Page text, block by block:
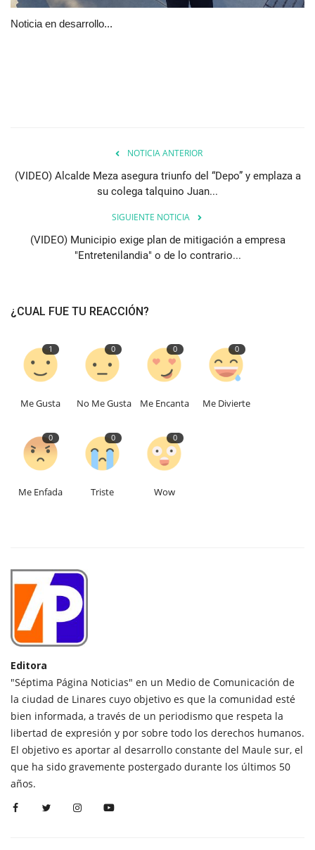
Noticia en desarrollo...
NOTICIA ANTERIOR
(VIDEO) Alcalde Meza asegura triunfo del “Depo” y emplaza a
su colega talquino Juan...
SIGUIENTE NOTICIA
(VIDEO) Municipio exige plan de mitigación a empresa
"Entretenilandia" o de lo contrario...
¿CUAL FUE TU REACCIÓN?
1
Me Gusta
0
No Me Gusta
0
Me Encanta
0
Me Divierte
0
Me Enfada
0
Triste
0
Wow
Editora
"Séptima Página Noticias" en un Medio de Comunicación de
la ciudad de Linares cuyo objetivo es que la comunidad esté
bien informada, a través de un periodismo que respeta la
libertad de expresión y por sobre todo los derechos humanos.
El objetivo es aportar al desarrollo constante del Maule sur, el
que ha sido gravemente postergado durante los últimos 50
años.